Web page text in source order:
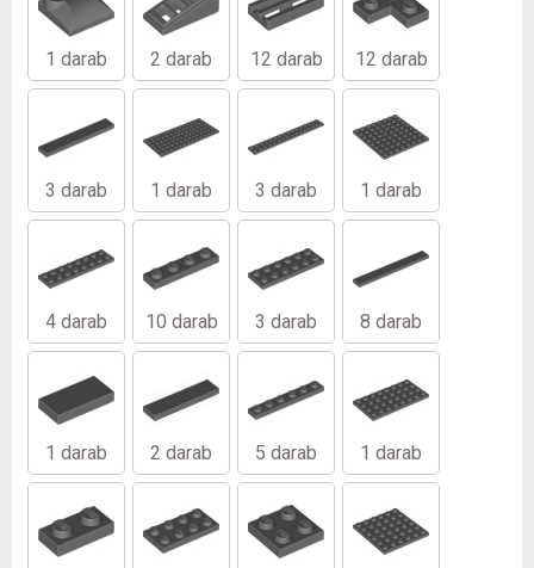
1 darab 2 darab 12 darab 12 darab
3 darab 1 darab 3 darab 1 darab
4 darab 10 darab 3 darab 8 darab
1 darab 2 darab 5 darab 1 darab